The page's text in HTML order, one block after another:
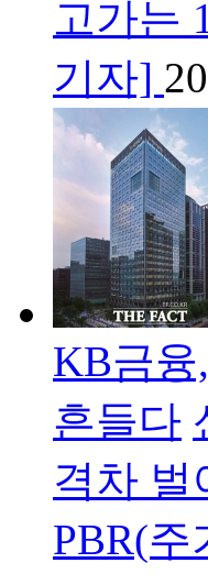
고가는
기자]
KB금
흔들다
격차 벌
PBR(